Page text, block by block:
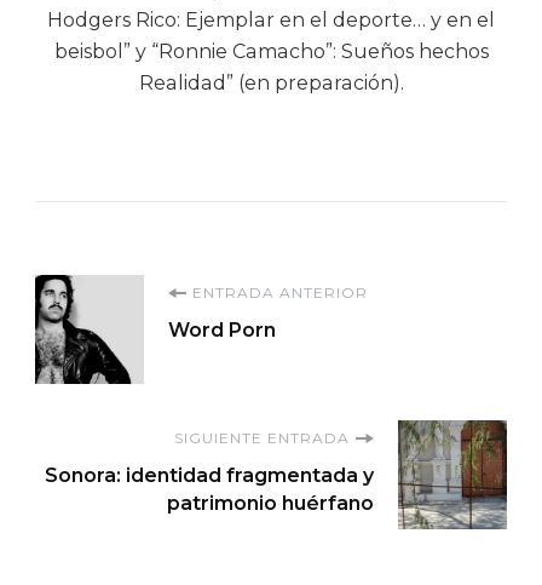
Hodgers Rico: Ejemplar en el deporte… y en el
beisbol” y “Ronnie Camacho”: Sueños hechos
Realidad” (en preparación).
Navegación
de
entradas
ENTRADA ANTERIOR
Word Porn
SIGUIENTE ENTRADA
Sonora: identidad fragmentada y
patrimonio huérfano